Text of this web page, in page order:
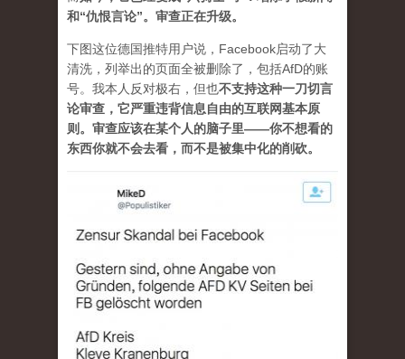
和“仇恨言论”。审查正在升级。
下图这位德国推特用户说，Facebook启动了大
清洗，列举出的页面全被删除了，包括AfD的账
号。我本人反对极右，但也不支持这种一刀切言
论审查，它严重违背信息自由的互联网基本原
则。审查应该在某个人的脑子里——你不想看的
东西你就不会去看，而不是被集中化的削砍。